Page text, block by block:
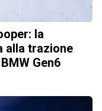
la
alla trazione
Gen6